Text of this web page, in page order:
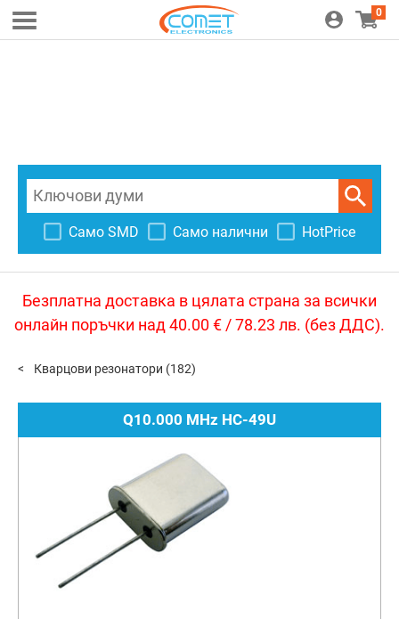
0
Само SMD Само налични HotPrice
Безплатна доставка в цялата страна за всички
онлайн поръчки над 40.00 € / 78.23 лв. (без ДДС).
Кварцови резонатори (182)
Q10.000 MHz HC-49U